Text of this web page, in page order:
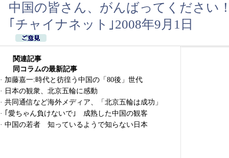
中国の皆さん、がんばってください
｢チャイナネット｣2008年9月1日
関連記事
同コラムの最新記事
· 加藤嘉一:時代と彷徨う中国の「80後」世代
· 日本の観衆、北京五輪に感動
· 共同通信など海外メディア、「北京五輪は成功」
· ｢愛ちゃん負けないで｣ 成熟した中国の観客
· 中国の若者 知っているようで知らない日本